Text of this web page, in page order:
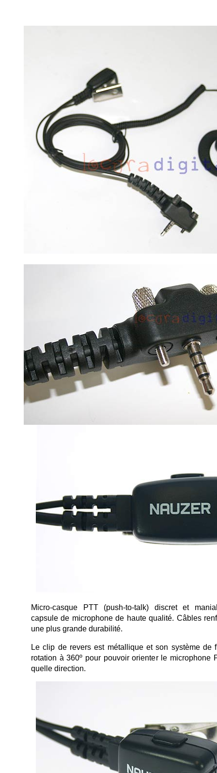
Micro-casque PTT (push-to-talk) discret et
capsule de microphone de haute qualité. Câbles
une plus grande durabilité.
Le clip de revers est métallique et son système de
rotation à 360º pour pouvoir orienter le microphone
quelle direction.